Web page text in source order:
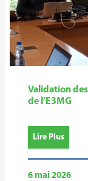
Validation
de l’E3MG
Lire Plus
6 mai 2026